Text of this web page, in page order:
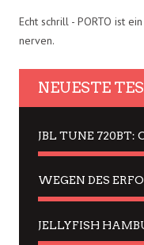
Echt schrill - PORTO ist
nerven.
NEUESTE